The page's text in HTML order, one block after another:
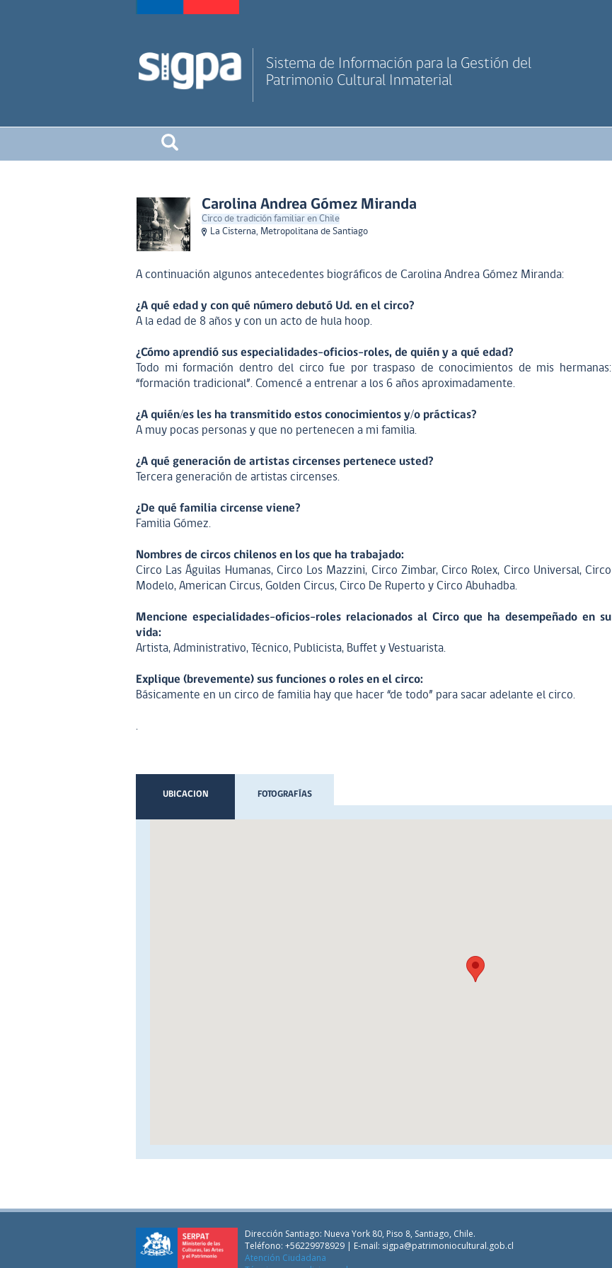
Sistema de Información para la Gestión del
Patrimonio Cultural Inmaterial
Carolina Andrea Gómez Miranda
Circo de tradición familiar en Chile
La Cisterna, Metropolitana de Santiago
A continuación algunos antecedentes biográficos de Carolina Andrea Gómez Miranda:
¿A qué edad y con qué número debutó Ud. en el circo?
A la edad de 8 años y con un acto de hula hoop.
¿Cómo aprendió sus especialidades-oficios-roles, de quién y a qué edad?
Todo mi formación dentro del circo fue por traspaso de conocimientos de mis hermanas:
“formación tradicional”. Comencé a entrenar a los 6 años aproximadamente.
¿A quién/es les ha transmitido estos conocimientos y/o prácticas?
A muy pocas personas y que no pertenecen a mi familia.
¿A qué generación de artistas circenses pertenece usted?
Tercera generación de artistas circenses.
¿De qué familia circense viene?
Familia Gómez.
Nombres de circos chilenos en los que ha trabajado:
Circo Las Águilas Humanas, Circo Los Mazzini, Circo Zimbar, Circo Rolex, Circo Universal, Circo
Modelo, American Circus, Golden Circus, Circo De Ruperto y Circo Abuhadba.
Mencione especialidades-oficios-roles relacionados al Circo que ha desempeñado en su
vida:
Artista, Administrativo, Técnico, Publicista, Buffet y Vestuarista.
Explique (brevemente) sus funciones o roles en el circo:
Básicamente en un circo de familia hay que hacer “de todo” para sacar adelante el circo.
.
UBICACION FOTOGRAFÍAS
Dirección Santiago: Nueva York 80, Piso 8, Santiago, Chile.
Teléfono: +56229978929 | E-mail: sigpa@patrimoniocultural.gob.cl
Atención Ciudadana